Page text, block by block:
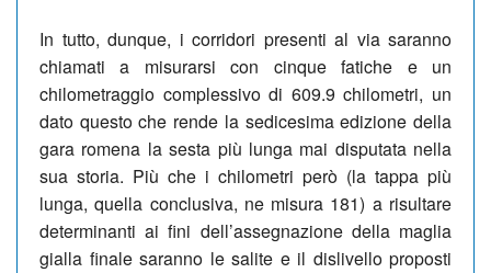
In tutto, dunque, i corridori presenti al via saranno
chiamati a misurarsi con cinque fatiche e un
chilometraggio complessivo di 609.9 chilometri, un
dato questo che rende la sedicesima edizione della
gara romena la sesta più lunga mai disputata nella
sua storia. Più che i chilometri però (la tappa più
lunga, quella conclusiva, ne misura 181) a risultare
determinanti ai fini dell’assegnazione della maglia
gialla finale saranno le salite e il dislivello proposti